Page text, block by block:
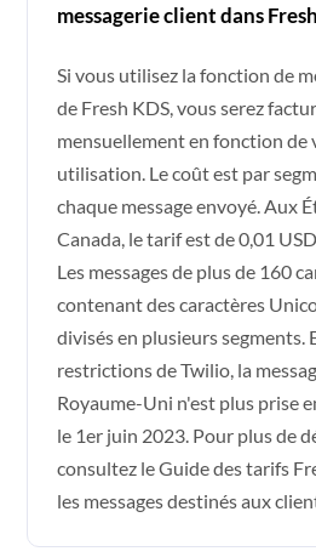
messagerie client dans
Si vous utilisez la fonction de
de Fresh KDS, vous serez
mensuellement en fonction de
utilisation. Le coût est par
chaque message envoyé. Aux
Canada, le tarif est de 0,01
Les messages de plus de 160
contenant des caractères
divisés en plusieurs segments.
restrictions de Twilio, la
Royaume-Uni n'est plus prise
le 1er juin 2023. Pour plus de
consultez leGuide des tarifs
les messages destinés aux